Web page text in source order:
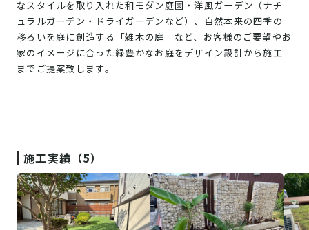
なスタイルを取り入れた和モダン庭園・洋風ガーデン（ナチ
ュラルガーデン・ドライガーデンなど）、自然本来の四季の
移ろいを庭に創造する「雑木の庭」など、お客様のご要望やお
家のイメージに合った緑豊かなお庭をデザイン設計から施工
までご提案致します。
施工実績（5）